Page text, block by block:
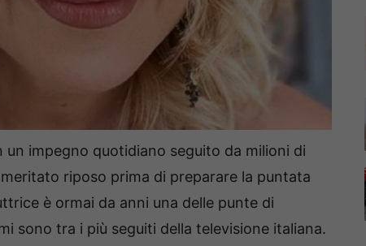
impegno quotidiano seguito da milioni di
riposo prima di preparare la puntata
è ormai da anni una delle punte di
sono tra i più seguiti della televisione italiana.